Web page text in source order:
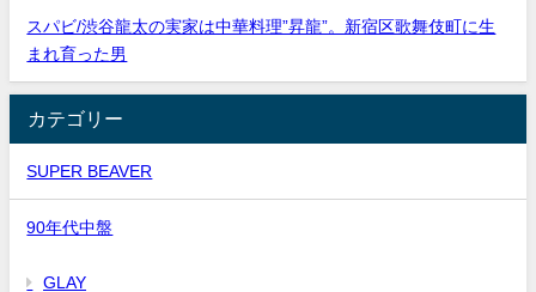
スパビ/渋谷龍太の実家は中華料理”昇龍”。新宿区歌舞伎町に生
まれ育った男
カテゴリー
SUPER BEAVER
90年代中盤
GLAY